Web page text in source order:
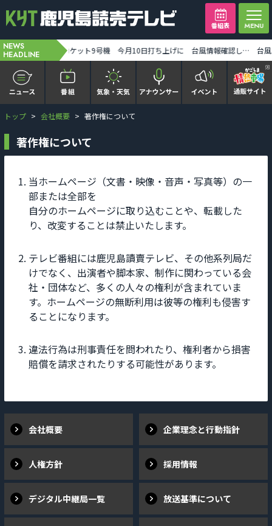
番組表
NEWS
HEADLINE 【ミッフィー】1万人突破記念セレモニー「ディック・ブルーナに学ぶモダン・アート」8月末まで [2026-08-07 19:31:00] H3ロケット9号機 今月10日打ち上げに 台風情報確認しながら最終判断 みちびき7号機搭載 [2026-08-07 19:32:00]
かごピタ FAMILIAR
KYT news every かごしま
かごしまソロ活
It推しTV
トップ 会社概要 著作権について
著作権について
当ホームページ（文書・映像・音声・写真等）の一
部または全部を
自分のホームページに取り込むことや、転載した
り、改変することは禁止いたします。
テレビ番組には鹿児島讀賣テレビ、その他系列局だ
けでなく、出演者や脚本家、制作に関わっている会
社・団体など、多くの人々の権利が含まれていま
す。ホームページの無断利用は彼等の権利も侵害す
ることになります。
違法行為は刑事責任を問われたり、権利者から損害
賠償を請求されたりする可能性があります。
会社概要 企業理念と行動指針
人権方針 採用情報
デジタル中継局一覧 放送基準について